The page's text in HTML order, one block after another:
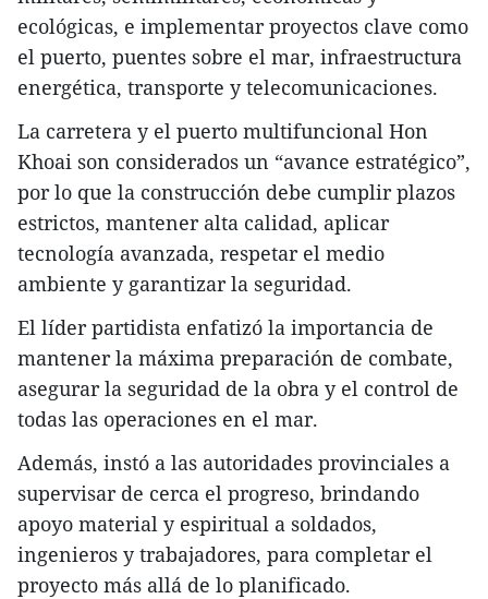
ecológicas, e implementar proyectos clave como
el puerto, puentes sobre el mar, infraestructura
energética, transporte y telecomunicaciones.
La carretera y el puerto multifuncional Hon
Khoai son considerados un “avance estratégico”,
por lo que la construcción debe cumplir plazos
estrictos, mantener alta calidad, aplicar
tecnología avanzada, respetar el medio
ambiente y garantizar la seguridad.
El líder partidista enfatizó la importancia de
mantener la máxima preparación de combate,
asegurar la seguridad de la obra y el control de
todas las operaciones en el mar.
Además, instó a las autoridades provinciales a
supervisar de cerca el progreso, brindando
apoyo material y espiritual a soldados,
ingenieros y trabajadores, para completar el
proyecto más allá de lo planificado.